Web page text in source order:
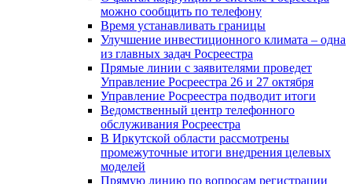
можно сообщить по телефону
Время устанавливать границы
Улучшение инвестиционного климата – одна
из главных задач Росреестра
Прямые линии с заявителями проведет
Управление Росреестра 26 и 27 октября
Управление Росреестра подводит итоги
Ведомственный центр телефонного
обслуживания Росреестра
В Иркутской области рассмотрены
промежуточные итоги внедрения целевых
моделей
Прямую линию по вопросам регистрации